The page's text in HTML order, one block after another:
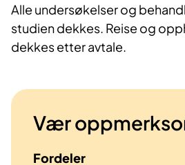
Alle undersøkelser og
studien dekkes. Reise og
dekkes etter avtale.
Vær
Fordeler